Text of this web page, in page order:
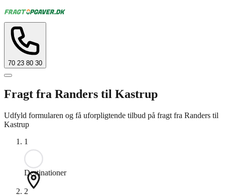
70 23 80 30
Fragt fra Randers til Kastrup
Udfyld formularen og få uforpligtende tilbud på fragt fra Randers til
Kastrup
1
Destinationer
2